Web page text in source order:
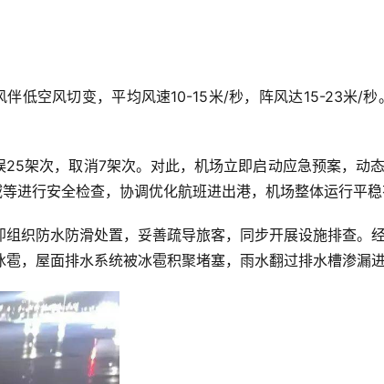
低空风切变，平均风速10-15米/秒，阵风达15-23米/
架次，取消7架次。对此，机场立即启动应急预案，动
行安全检查，协调优化航班进出港，机场整体运行平稳
织防水防滑处置，妥善疏导旅客，同步开展设施排查。
，屋面排水系统被冰雹积聚堵塞，雨水翻过排水槽渗漏进